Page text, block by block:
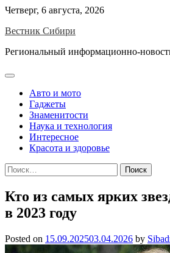
Skip
content
Четверг, 6 августа, 2026
Вестник Сибири
Региональный информационно-
Авто и мото
Гаджеты
Знаменитости
Наука и технология
Интересное
Красота и здоровье
Найти:
Кто из самых ярких
в 2023 году
Posted on 15.09.202503.04.2026 by